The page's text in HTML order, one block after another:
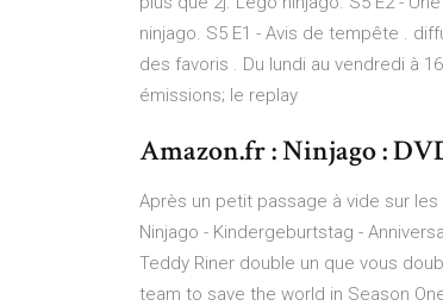
ninjago. S5 E1 - Avis de tempête .
des favoris . Du lundi au vendredi à
émissions; le replay
Amazon.fr : Ninjago :
Après un petit passage à vide sur
Ninjago - Kindergeburtstag -
Teddy Riner double un que vous
team to save the world in Season